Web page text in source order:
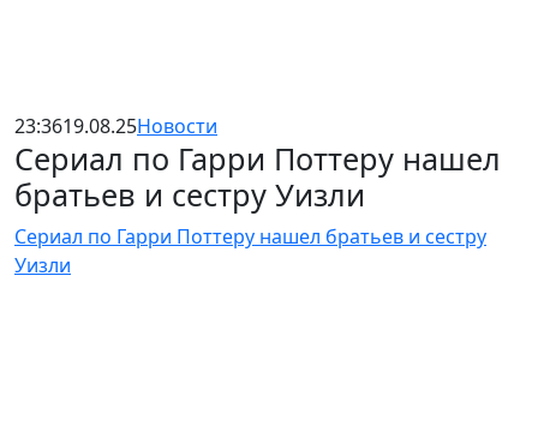
23:3619.08.25Новости
Сериал по Гарри Поттеру нашел
братьев и сестру Уизли
Сериал по Гарри Поттеру нашел братьев и сестру
Уизли